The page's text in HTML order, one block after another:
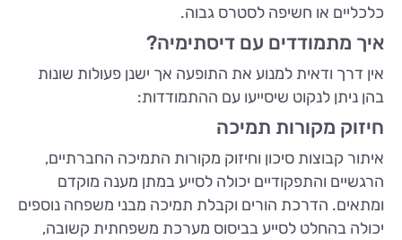
כלכליים או חשיפה לסטרס גבוה.
איך מתמודדים עם דיסתימיה?
אין דרך ודאית למנוע את התופעה אך ישנן פעולות שונות
בהן ניתן לנקוט שיסייעו עם ההתמודדות:
חיזוק מקורות תמיכה
איתור קבוצות סיכון וחיזוק מקורות התמיכה החברתיים,
הרגשיים והתפקודיים יכולה לסייע במתן מענה מוקדם
ומתאים. הדרכת הורים וקבלת תמיכה מבני משפחה נוספים
יכולה בהחלט לסייע בביסוס מערכת משפחתית קשובה,